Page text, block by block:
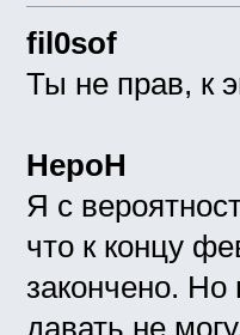
fil0sof
Ты не прав, к
HepoH
Я с
что к концу
закончено. Но
давать не